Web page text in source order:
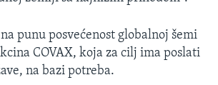
punu posvećenost globalnoj šemi
COVAX, koja za cilj ima poslati
na bazi potreba.